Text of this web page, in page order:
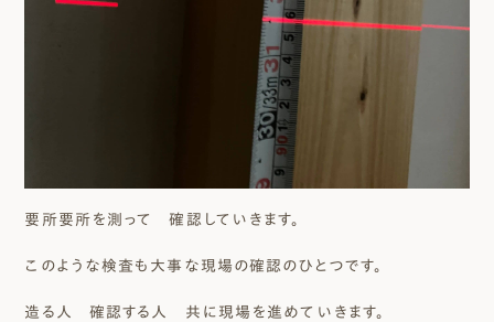
要所要所を測って 確認していきます。
このような検査も大事な現場の確認のひとつです。
造る人 確認する人 共に現場を進めていきます。